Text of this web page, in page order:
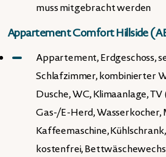
muss mitgebracht werden
Appartement Comfort Hillside
Appartement, Erdgeschoss,
Schlafzimmer, kombinierter
Dusche, WC, Klimaanlage,
Gas-/E-Herd,
Kaffeemaschine,
kostenfrei,